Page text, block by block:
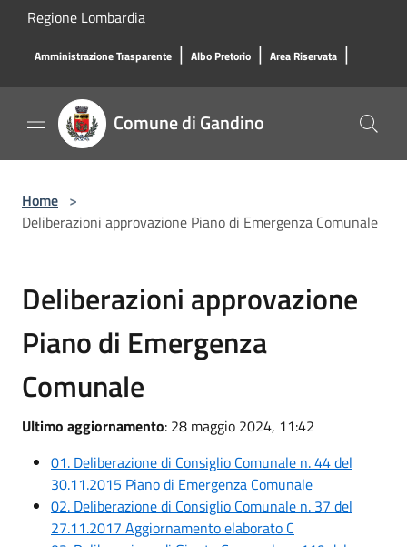
Salta al contenuto principale
Regione Lombardia
Amministrazione Trasparente | Albo Pretorio | Area Riservata |
Comune di Gandino
Home >
Deliberazioni approvazione Piano di Emergenza Comunale
Deliberazioni approvazione
Piano di Emergenza
Comunale
Ultimo aggiornamento: 28 maggio 2024, 11:42
01. Deliberazione di Consiglio Comunale n. 44 del
30.11.2015 Piano di Emergenza Comunale
02. Deliberazione di Consiglio Comunale n. 37 del
27.11.2017 Aggiornamento elaborato C